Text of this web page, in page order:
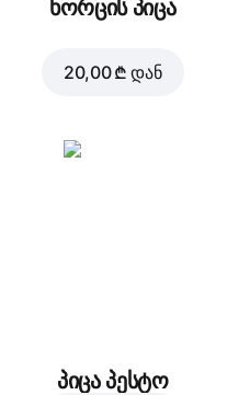
ხორცის პიცა
20,00 ₾ დან
პიცა პესტო